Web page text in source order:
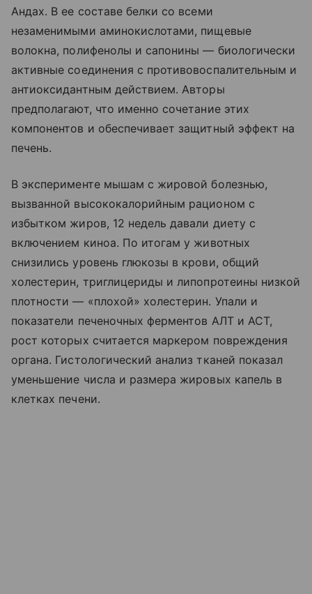
Андах. В ее составе белки со всеми
незаменимыми аминокислотами, пищевые
волокна, полифенолы и сапонины — биологически
активные соединения с противовоспалительным и
антиоксидантным действием. Авторы
предполагают, что именно сочетание этих
компонентов и обеспечивает защитный эффект на
печень.
В эксперименте мышам с жировой болезнью,
вызванной высококалорийным рационом с
избытком жиров, 12 недель давали диету с
включением киноа. По итогам у животных
снизились уровень глюкозы в крови, общий
холестерин, триглицериды и липопротеины низкой
плотности — «плохой» холестерин. Упали и
показатели печеночных ферментов АЛТ и АСТ,
рост которых считается маркером повреждения
органа. Гистологический анализ тканей показал
уменьшение числа и размера жировых капель в
клетках печени.